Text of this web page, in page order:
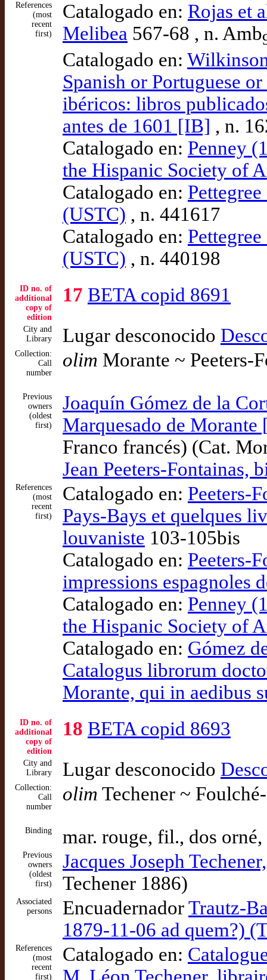
References
(most
recent
first)
Catalogado en: Rojas et
Melibea 567-68 , n. Amb
Catalogado en:
Spanish or Portuguese
ibéricos: libros
antes de 1601 [IB] , n.
Catalogado en: Penney
the Hispanic Society of
Catalogado en:
(USTC) , n. 441617
Catalogado en:
(USTC) , n. 440198
ID no. of
additional
copy of
edition
17 BETA copid 8691
City and
Library
Lugar desconocido
Collection:
Call
number
olim Morante ~ Peeters-
Previous
owners
(oldest
first)
Joaquín Gómez de la
Marquesado de
Franco francés) (Cat.
Jean Peeters-Fontainas,
References
(most
recent
first)
Catalogado en: Peeters-
Pays-Bays et quelques
louvaniste 103-105bis
Catalogado en: Peeters-
impressions espagnoles
Catalogado en: Penney
the Hispanic Society of
Catalogado en: Gómez
Catalogus librorum
Morante, qui in aedibus
ID no. of
additional
copy of
edition
18 BETA copid 8693
City and
Library
Lugar desconocido
Collection:
Call
number
olim Techener ~
Binding mar. rouge, fil., dos
Previous
owners
(oldest
first)
Jacques Joseph
Techener 1886)
Associated
persons
EncuadernadorTrautz-
1879-11-06 ad quem?)
References
(most
recent
first)
Catalogado en: